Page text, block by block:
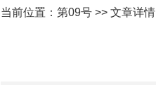
当前位置： 第09号 >> 文章详情